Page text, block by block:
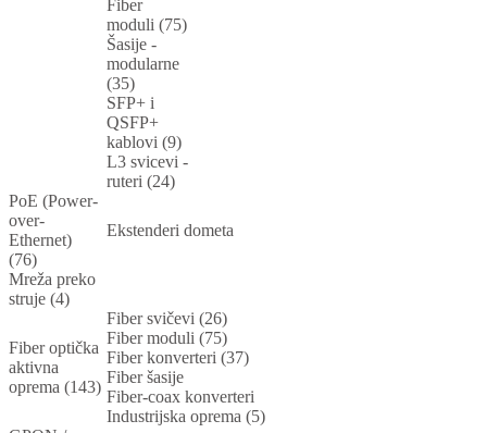
Fiber
moduli (75)
Šasije -
modularne
(35)
SFP+ i
QSFP+
kablovi (9)
L3 svicevi -
ruteri (24)
PoE (Power-
over-
Ethernet)
(76)
Ekstenderi dometa
Mreža preko
struje (4)
Fiber optička
aktivna
oprema (143)
Fiber svičevi (26)
Fiber moduli (75)
Fiber konverteri (37)
Fiber šasije
Fiber-coax konverteri
Industrijska oprema (5)